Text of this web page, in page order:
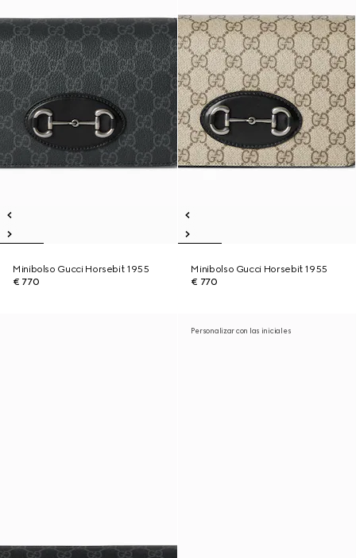
Minibolso Gucci Horsebit 1955
€ 770
Minibolso Gucci Horsebit 1955
€ 770
Personalizar con las iniciales